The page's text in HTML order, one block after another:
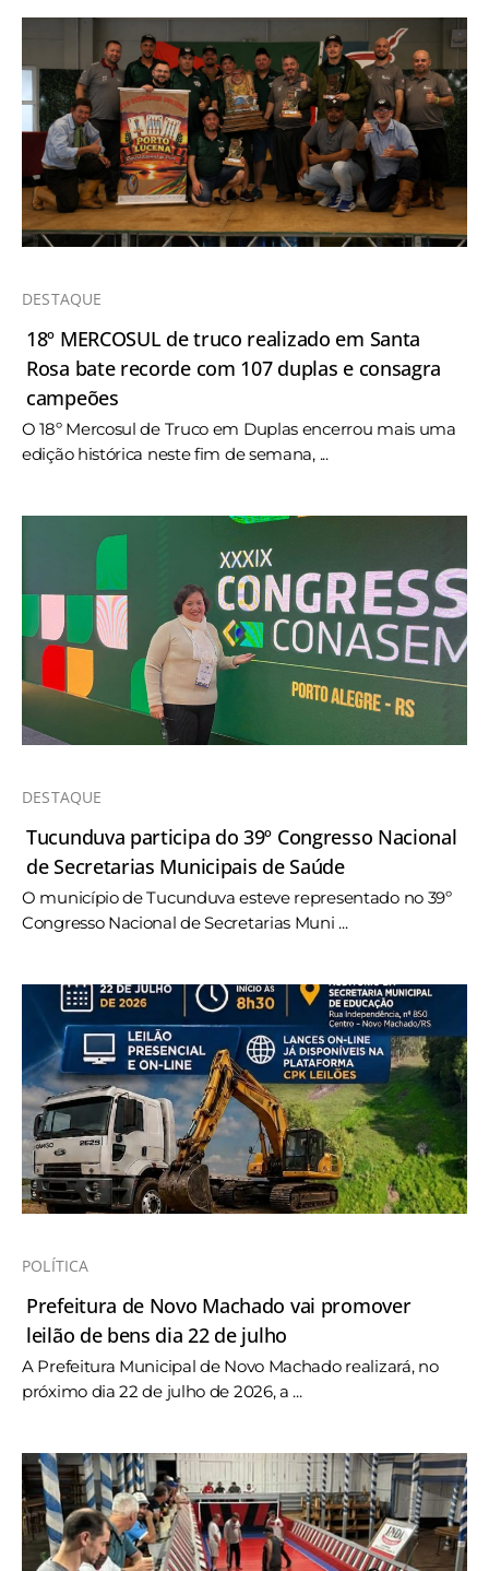
DESTAQUE
18º MERCOSUL de truco realizado em Santa
Rosa bate recorde com 107 duplas e consagra
campeões
O 18º Mercosul de Truco em Duplas encerrou mais uma
edição histórica neste fim de semana, ...
DESTAQUE
Tucunduva participa do 39º Congresso Nacional
de Secretarias Municipais de Saúde
O município de Tucunduva esteve representado no 39º
Congresso Nacional de Secretarias Muni ...
POLÍTICA
Prefeitura de Novo Machado vai promover
leilão de bens dia 22 de julho
A Prefeitura Municipal de Novo Machado realizará, no
próximo dia 22 de julho de 2026, a ...